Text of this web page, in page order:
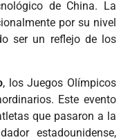
de China. La
por su nivel
ser un reflejo de los
, los Juegos Olímpicos
Este evento
que pasaron a la
estadounidense,